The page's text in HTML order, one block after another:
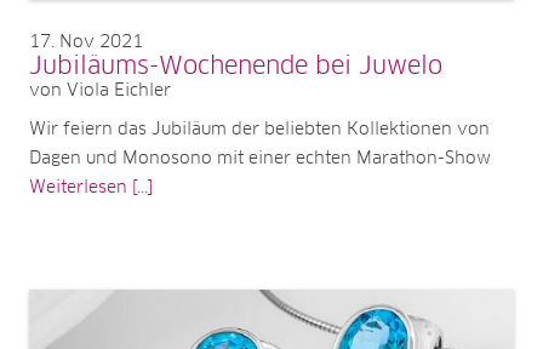
17 Nov 2021
Jubiläums-Wochenende bei Juwelo
von Viola Eichler
Wir feiern das Jubiläum der beliebten Kollektionen von
Dagen und Monosono mit einer echten Marathon-Show
Weiterlesen [...]